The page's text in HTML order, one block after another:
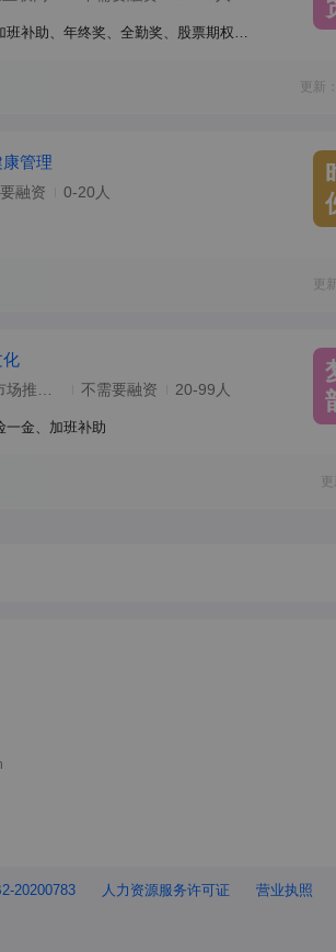
五险一金、加班补助、年终奖、全勤奖、股票期权、带薪年假、员工旅游、节日福利、零食下午茶、补充医疗保险
更新
管理
融资 0-20人
更
化
不需要融资 20-99人
一金、加班补助
20200783 人力资源服务许可证 营业执照